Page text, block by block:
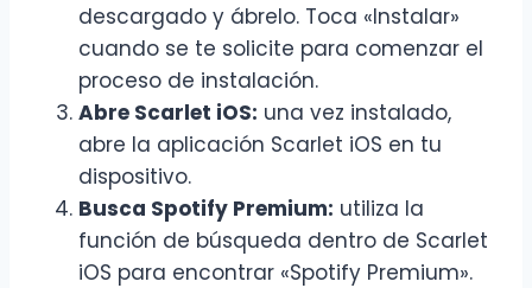
descargado y ábrelo. Toca «Instalar»
cuando se te solicite para comenzar el
proceso de instalación.
Abre Scarlet iOS: una vez instalado,
abre la aplicación Scarlet iOS en tu
dispositivo.
Busca Spotify Premium: utiliza la
función de búsqueda dentro de Scarlet
iOS para encontrar «Spotify Premium».